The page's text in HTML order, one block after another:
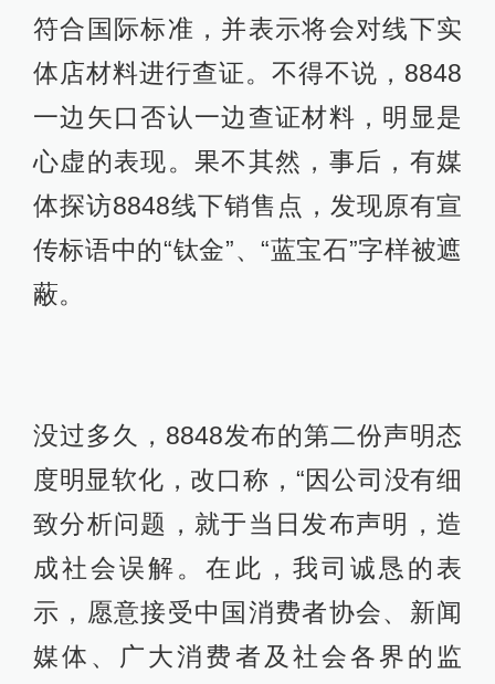
符合国际标准，并表示将会对线下实
体店材料进行查证。不得不说，8848
一边矢口否认一边查证材料，明显是
心虚的表现。果不其然，事后，有媒
体探访8848线下销售点，发现原有宣
传标语中的“钛金”、“蓝宝石”字样被遮
蔽。
没过多久，8848发布的第二份声明态
度明显软化，改口称，“因公司没有细
致分析问题，就于当日发布声明，造
成社会误解。在此，我司诚恳的表
示，愿意接受中国消费者协会、新闻
媒体、广大消费者及社会各界的监